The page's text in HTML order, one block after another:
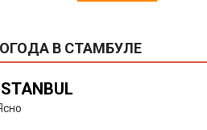
В СТАМБУЛЕ